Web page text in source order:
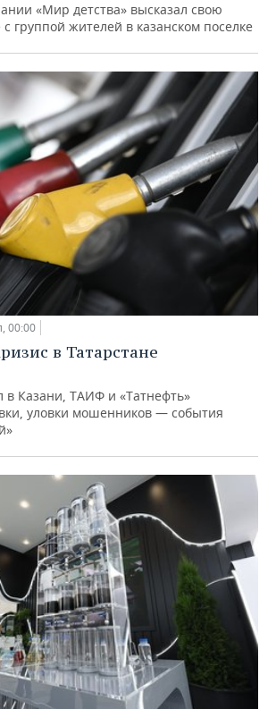
«Мир детства» высказал свою
группой жителей в казанском поселке
00:00
в Татарстане
в Казани, ТАИФ и «Татнефть»
уловки мошенников — события